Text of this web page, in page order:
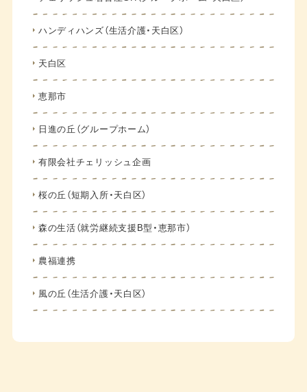
ハンディハンズ（生活介護・天白区）
天白区
恵那市
日進の丘（グループホーム）
有限会社チェリッシュ企画
桜の丘（短期入所・天白区）
森の生活（就労継続支援B型・恵那市）
農福連携
風の丘（生活介護・天白区）